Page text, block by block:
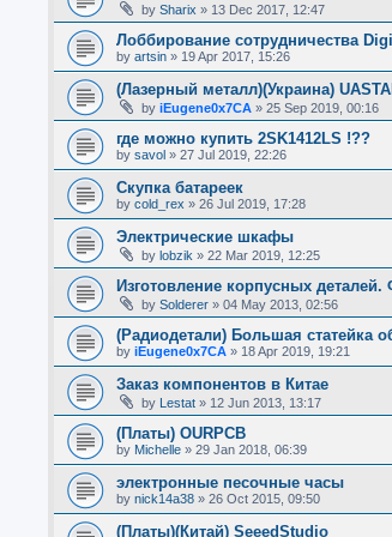
by Sharix » 13 Dec 2017, 12:47
Лоббирование сотрудничества
by artsin » 19 Apr 2017, 15:26
(Лазерный металл)(Украина)
by iEugene0x7CA » 25 Sep 2019, 00:16
где можно купить 2SK1412LS !??
by savol » 27 Jul 2019, 22:26
Скупка батареек
by cold_rex » 26 Jul 2019, 17:28
Электрические шкафы
by lobzik » 22 Mar 2019, 12:25
Изготовление корпусных
by Solderer » 04 May 2013, 02:56
(Радиодетали) Большая статейка
by iEugene0x7CA » 18 Apr 2019, 19:21
Заказ компонентов в Китае
by Lestat » 12 Jun 2013, 13:17
(Платы) OURPCB
by Michelle » 29 Jan 2018, 06:39
электронные песочные часы
by nick14a38 » 26 Oct 2015, 09:50
(Платы)(Китай) SeeedStudio